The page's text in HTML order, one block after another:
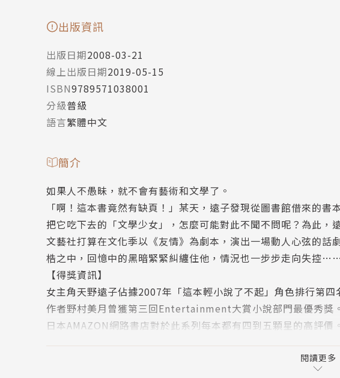
出版資訊
出版日期2008-03-21
線上出版日期2019-05-15
ISBN9789571038001
分級普級
語言繁體中文
簡介
如果人不愚昧，就不會有藝術和文學了。
「啊！這本書竟然有缺頁！」某天，遠子發現從圖書館借來的
把它吃下去的「文學少女」，怎麼可能對此不聞不問呢？為此
文藝社打算在文化季以《友情》為劇本，演出一場動人心弦的
梏之中，回憶中的黑暗緊緊糾纏住他，情況也一步步走向失控
【得獎資訊】
女主角天野遠子佔據2007年「這本輕小說了不起」角色排行第四
作者野村美月曾獲第三回Entertainment大賞小說部門最優秀獎。
日本AMAZON網路書店對於此系列每本都有四到五顆星的高評價。
閱讀更多